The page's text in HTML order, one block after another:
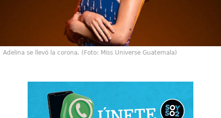
Adelina se llevó la corona. (Foto: Miss Universe Guatemala)